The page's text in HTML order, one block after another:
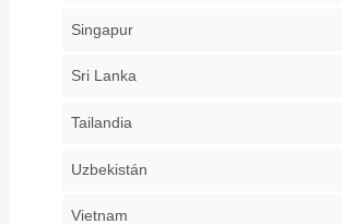
Singapur
Sri Lanka
Tailandia
Uzbekistán
Vietnam